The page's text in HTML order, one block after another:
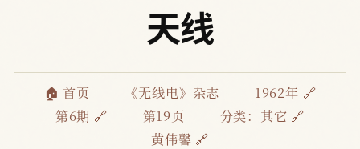
天线
🏠 首页 《无线电》杂志
1962年 🔗
第6期 🔗
第19页 分类： 其它 🔗
黄伟馨 🔗